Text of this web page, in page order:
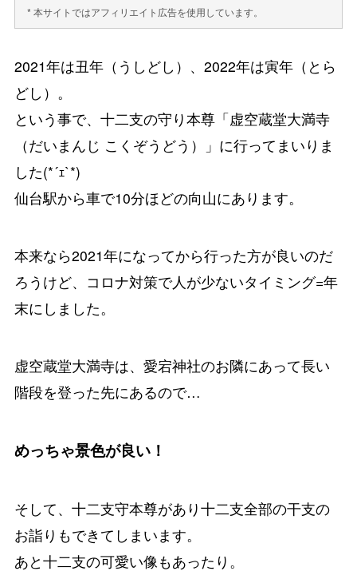
* 本サイトではアフィリエイト広告を使用しています。
2021年は丑年（うしどし）、2022年は寅年（とら
どし）。
という事で、十二支の守り本尊「虚空蔵堂大満寺
（だいまんじ こくぞうどう）」に行ってまいりま
した(*´ｪ`*)
仙台駅から車で10分ほどの向山にあります。
本来なら2021年になってから行った方が良いのだ
ろうけど、コロナ対策で人が少ないタイミング=年
末にしました。
虚空蔵堂大満寺は、愛宕神社のお隣にあって長い
階段を登った先にあるので…
めっちゃ景色が良い！
そして、十二支守本尊があり十二支全部の干支の
お詣りもできてしまいます。
あと十二支の可愛い像もあったり。